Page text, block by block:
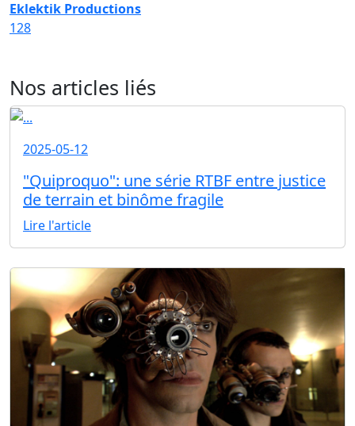
Eklektik Productions
128
Nos articles liés
2025-05-12
"Quiproquo": une série RTBF entre justice
de terrain et binôme fragile
Lire l'article